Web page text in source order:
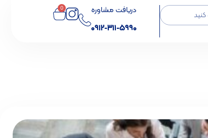
دریافت مشاوره
0912-311-5990
0